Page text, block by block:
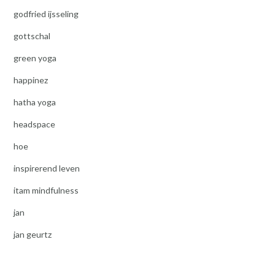
godfried ijsseling
gottschal
green yoga
happinez
hatha yoga
headspace
hoe
inspirerend leven
itam mindfulness
jan
jan geurtz